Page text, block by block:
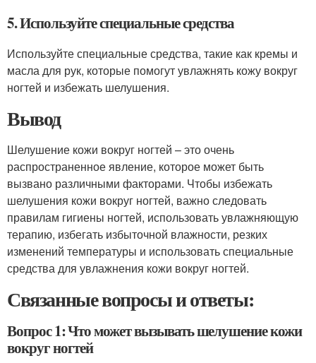
5. Используйте специальные средства
Используйте специальные средства, такие как кремы и
масла для рук, которые помогут увлажнять кожу вокруг
ногтей и избежать шелушения.
Вывод
Шелушение кожи вокруг ногтей – это очень
распространенное явление, которое может быть
вызвано различными факторами. Чтобы избежать
шелушения кожи вокруг ногтей, важно следовать
правилам гигиены ногтей, использовать увлажняющую
терапию, избегать избыточной влажности, резких
изменений температуры и использовать специальные
средства для увлажнения кожи вокруг ногтей.
Связанные вопросы и ответы:
Вопрос 1: Что может вызывать шелушение кожи
вокруг ногтей